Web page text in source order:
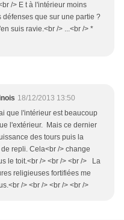
/> E t à l'intérieur moins
défenses que sur une partie ?
suis ravie.<br /> ...<br /> *
18/12/2013 13:50
que l'intérieur est beaucoup
l'extérieur. Mais ce dernier
des tours puis la
repli. Cela<br /> change
le toit.<br /> <br /> <br /> La
religieuses fortifiées me
/> <br /> <br /> <br />